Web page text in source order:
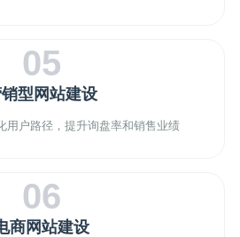
05
型网站建设
用户路径，提升询盘率和销售业绩
06
商网站建设